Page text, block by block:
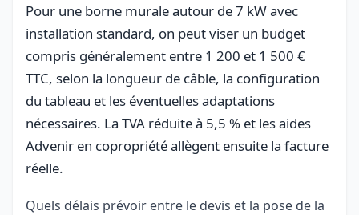
Pour une borne murale autour de 7 kW avec
installation standard, on peut viser un budget
compris généralement entre 1 200 et 1 500 €
TTC, selon la longueur de câble, la configuration
du tableau et les éventuelles adaptations
nécessaires. La TVA réduite à 5,5 % et les aides
Advenir en copropriété allègent ensuite la facture
réelle.
Quels délais prévoir entre le devis et la pose de la